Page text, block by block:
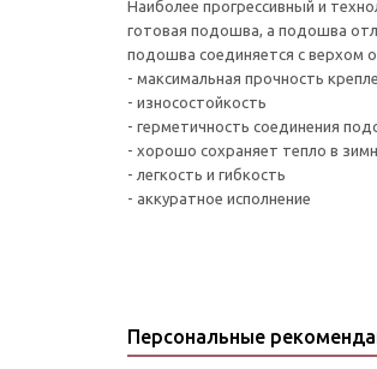
Наиболее прогрессивный и
готовая подошва, а подошва
подошва соединяется с верхом
- максимальная прочность
- износостойкость
- герметичность соединения
- хорошо сохраняет тепло в
- легкость и гибкость
- аккуратное исполнение
Персональные